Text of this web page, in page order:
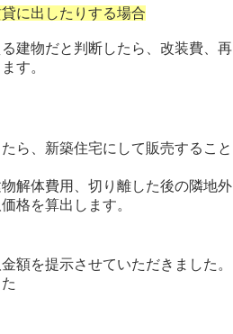
に出したりする場合
建物だと判断したら、改装費、再
す。
、新築住宅にして販売すること
体費用、切り離した後の隣地外
格を算出します。
額を提示させていただきました。